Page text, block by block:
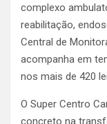
complexo
reabilitação,
Central de
acompanha em
nos mais de 420
O Super Centro
concreto na